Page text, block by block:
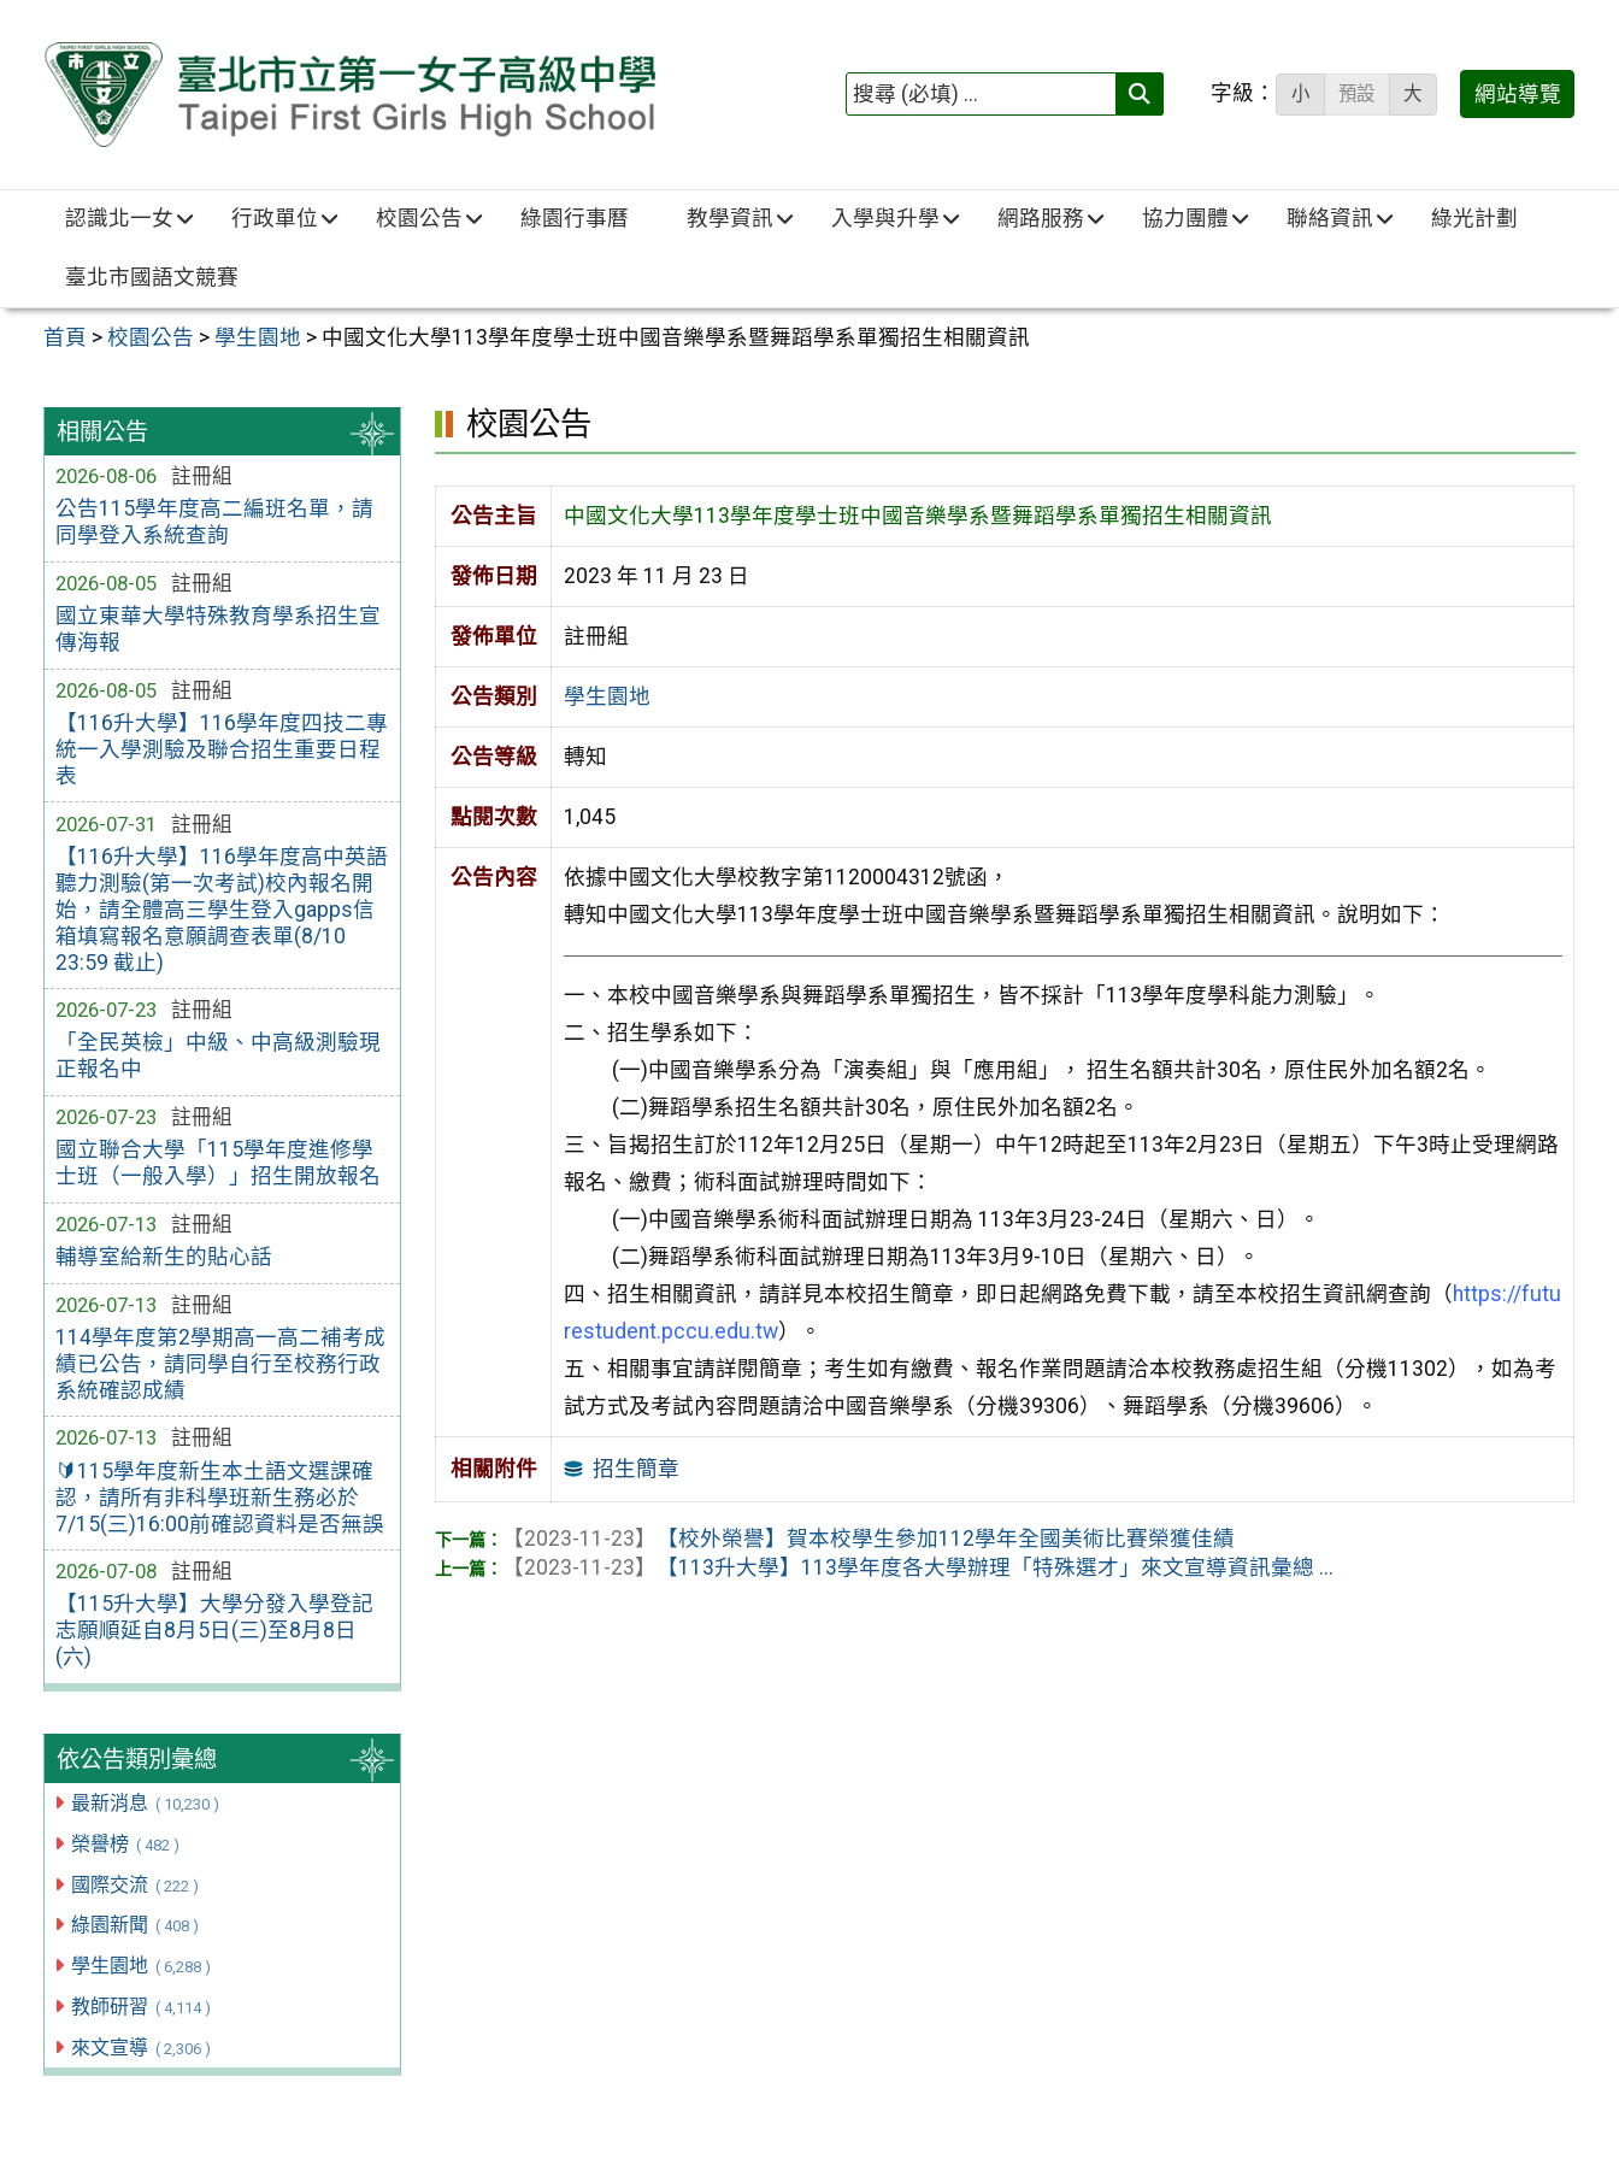
搜
填)：
字級： 小 預設 大 網站導覽
認識北一女 行政單位 校園公告 綠園行事曆 教學資訊 入學與升學 網路服務 協力團體 聯絡資訊 綠光計劃
臺北市國語文競賽
首頁 >校園公告 > 學生園地 > 中國文化大學113學年度學士班中國音樂學系暨舞蹈學系單獨招生相關資訊
相關公告
2026-08-06
註冊組
公告115學年度高二編班名單，請
同學登入系統查詢
2026-08-05
註冊組
國立東華大學特殊教育學系招生宣
傳海報
2026-08-05
註冊組
【116升大學】116學年度四技二專
統一入學測驗及聯合招生重要日程
表
2026-07-31
註冊組
【116升大學】116學年度高中英語
聽力測驗(第一次考試)校內報名開
始，請全體高三學生登入gapps信
箱填寫報名意願調查表單(8/10
23:59 截止)
2026-07-23
註冊組
「全民英檢」中級、中高級測驗現
正報名中
2026-07-23
註冊組
國立聯合大學「115學年度進修學
士班（一般入學）」招生開放報名
2026-07-13
註冊組
輔導室給新生的貼心話
2026-07-13
註冊組
114學年度第2學期高一高二補考成
績已公告，請同學自行至校務行政
系統確認成績
2026-07-13
註冊組
🔰115學年度新生本土語文選課確
認，請所有非科學班新生務必於
7/15(三)16:00前確認資料是否無誤
2026-07-08
註冊組
【115升大學】大學分發入學登記
志願順延自8月5日(三)至8月8日
(六)
依公告類別彙總
最新消息 ( 10,230 )
榮譽榜 ( 482 )
國際交流 ( 222 )
綠園新聞 ( 408 )
學生園地 ( 6,288 )
教師研習 ( 4,114 )
來文宣導 ( 2,306 )
校園公告
公告主旨 中國文化大學113學年度學士班中國音樂學系暨舞蹈學系單獨招生相關資訊
發佈日期 2023 年 11 月 23 日
發佈單位 註冊組
公告類別 學生園地
公告等級 轉知
點閱次數 1,045
公告內容
依據中國文化大學校教字第1120004312號函，
轉知中國文化大學113學年度學士班中國音樂學系暨舞蹈學系單獨招生相關資訊。說明如下：
一、本校中國音樂學系與舞蹈學系單獨招生，皆不採計「113學年度學科能力測驗」。
二、招生學系如下：
(一)中國音樂學系分為「演奏組」與「應用組」， 招生名額共計30名，原住民外加名額2名。
(二)舞蹈學系招生名額共計30名，原住民外加名額2名。
三、旨揭招生訂於112年12月25日（星期一）中午12時起至113年2月23日（星期五）下午3時止受理網路
報名、繳費；術科面試辦理時間如下：
(一)中國音樂學系術科面試辦理日期為 113年3月23-24日（星期六、日）。
(二)舞蹈學系術科面試辦理日期為113年3月9-10日（星期六、日）。
四、招生相關資訊，請詳見本校招生簡章，即日起網路免費下載，請至本校招生資訊網查詢（ https://futu
restudent.pccu.edu.tw）。
五、相關事宜請詳閱簡章；考生如有繳費、報名作業問題請洽本校教務處招生組（分機11302），如為考
試方式及考試內容問題請洽中國音樂學系（分機39306）、舞蹈學系（分機39606）。
相關附件 招生簡章
【2023-11-23】
【校外榮譽】賀本校學生參加112學年全國美術比賽榮獲佳績
【2023-11-23】
【113升大學】113學年度各大學辦理「特殊選才」來文宣導資訊彙總 ...